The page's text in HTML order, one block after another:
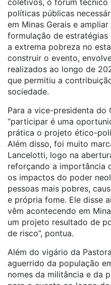
coletivos, o fórum técnico
políticas públicas
em Minas Gerais e
formulação de
a extrema pobreza no
construir o evento,
realizados ao longo de
que permitiu a
sociedade.
Para a vice-presidenta do
“participar é uma
prática o projeto ético-
Além disso, foi muito
Lancelotti, logo na
reforçando a importância
os impactos do poder
pessoas mais pobres,
e própria fome. Ele disse
vêm acontecendo em
um projeto resultado de
de risco”, pontua.
Além do vigário da
aguerrido da população
nomes da militância e da